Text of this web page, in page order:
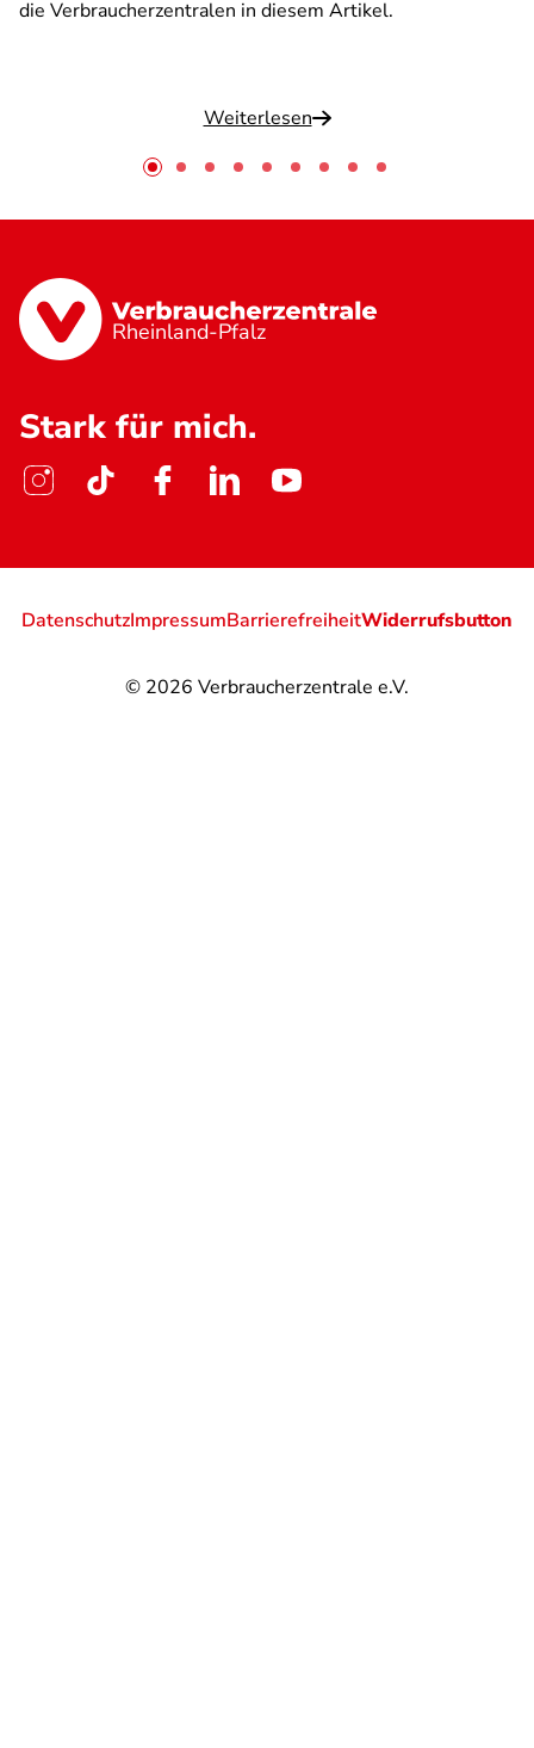
die Verbraucherzentralen in diesem Artikel.
Weiterlesen
Rheinland-Pfalz
Stark für mich.
© 2026 Verbraucherzentrale e.V.
DatenschutzImpressumBarrierefreiheitWiderrufsbutton